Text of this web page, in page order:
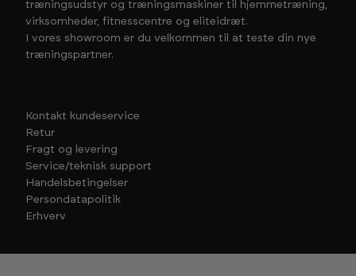
træningsudstyr og træningsmaskiner til hjemmetræning,
virksomheder, fitnesscentre og eliteidræt.
I vores showroom er du velkommen til at teste din nye
træningspartner.
Kontakt kundeservice
Retur
Fragt og levering
Service/teknisk support
Handelsbetingelser
Persondatapolitik
Erhverv